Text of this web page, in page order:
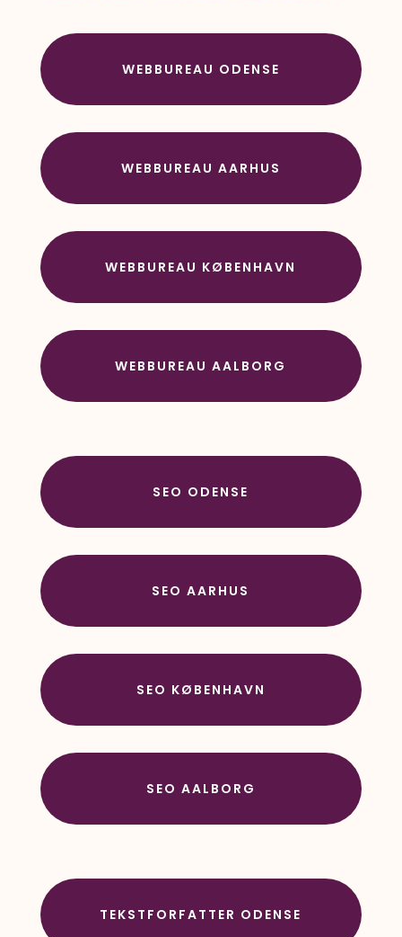
WEBBUREAU ODENSE
WEBBUREAU AARHUS
WEBBUREAU KØBENHAVN
WEBBUREAU AALBORG
SEO ODENSE
SEO AARHUS
SEO KØBENHAVN
SEO AALBORG
TEKSTFORFATTER ODENSE